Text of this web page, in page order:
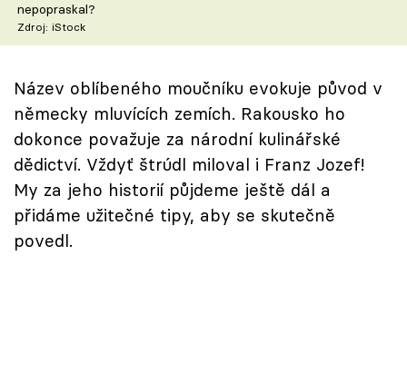
Těhotnej kuchař
Přihlášení
Sledujte nás
nepopraskal?
Zdroj: iStock
Název oblíbeného moučníku evokuje původ v
německy mluvících zemích. Rakousko ho
dokonce považuje za národní kulinářské
dědictví. Vždyť štrúdl miloval i Franz Jozef!
My za jeho historií půjdeme ještě dál a
přidáme užitečné tipy, aby se skutečně
povedl.